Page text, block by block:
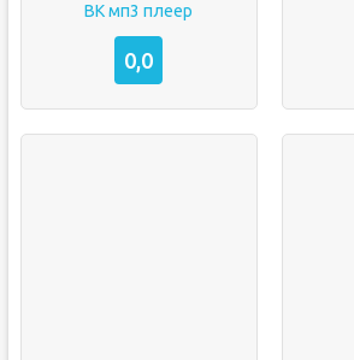
ВК мп3 плеер
0,0